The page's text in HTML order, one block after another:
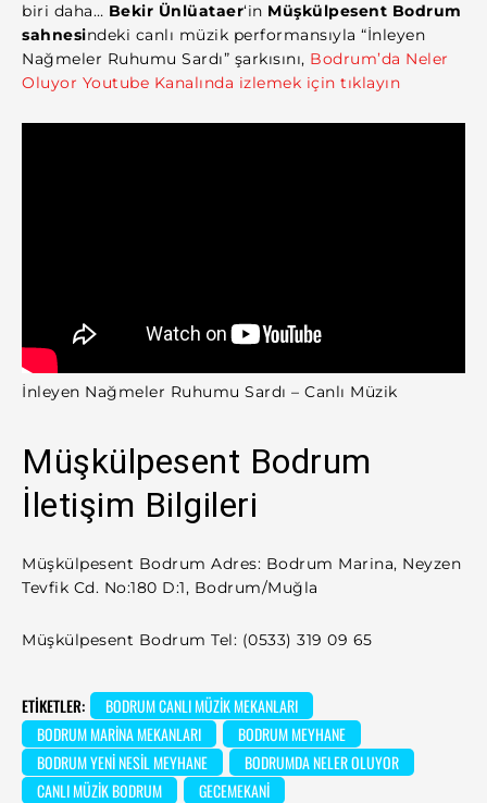
biri daha… Bekir Ünlüataer‘in Müşkülpesent Bodrum
sahnesindeki canlı müzik performansıyla “İnleyen
Nağmeler Ruhumu Sardı” şarkısını, Bodrum’da Neler
Oluyor Youtube Kanalında izlemek için tıklayın
İnleyen Nağmeler Ruhumu Sardı – Canlı Müzik
Müşkülpesent Bodrum
İletişim Bilgileri
Müşkülpesent Bodrum Adres: Bodrum Marina, Neyzen
Tevfik Cd. No:180 D:1, Bodrum/Muğla
Müşkülpesent Bodrum Tel: (0533) 319 09 65
ETIKETLER:
BODRUM CANLI MÜZIK MEKANLARI
BODRUM MARINA MEKANLARI
BODRUM MEYHANE
BODRUM YENI NESIL MEYHANE
BODRUMDA NELER OLUYOR
CANLI MÜZIK BODRUM
GECEMEKANI